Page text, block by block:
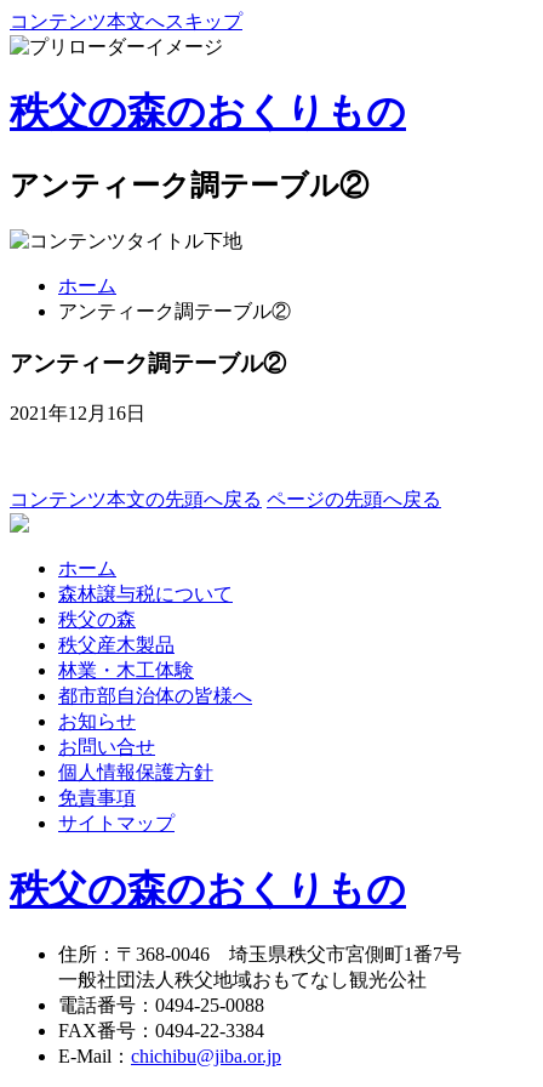
コンテンツ本文へスキップ
秩父の森のおくりもの
アンティーク調テーブル②
ホーム
アンティーク調テーブル②
アンティーク調テーブル②
2021年12月16日
コンテンツ本文の先頭へ戻る ページの先頭へ戻る
ホーム
森林譲与税について
秩父の森
秩父産木製品
林業・木工体験
都市部自治体の皆様へ
お知らせ
お問い合せ
個人情報保護方針
免責事項
サイトマップ
秩父の森のおくりもの
住所 ： 〒368-0046 埼玉県秩父市宮側町1番7号
一般社団法人秩父地域おもてなし観光公社
電話番号 ： 0494-25-0088
FAX番号 ： 0494-22-3384
E-Mail ： chichibu@jiba.or.jp